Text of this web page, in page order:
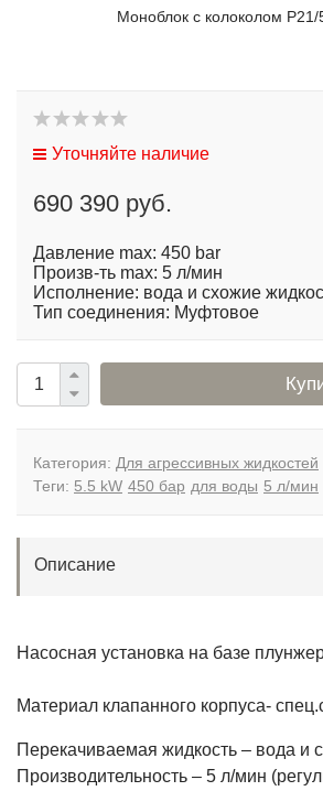
Моноблок с колоколом
Уточняйте наличие
690 390 руб.
Давление max: 450 bar
Произв-ть max: 5 л/мин
Исполнение: вода и схожие
Тип соединения: Муфтовое
Категория: Для агрессивных жидкостей
Теги: 5.5 kW 450 бар для воды 5 л/мин
Описание
Насосная установка на базе
Материал клапанного корпуса-
Перекачиваемая жидкость – вода и
Производительность – 5 л/мин